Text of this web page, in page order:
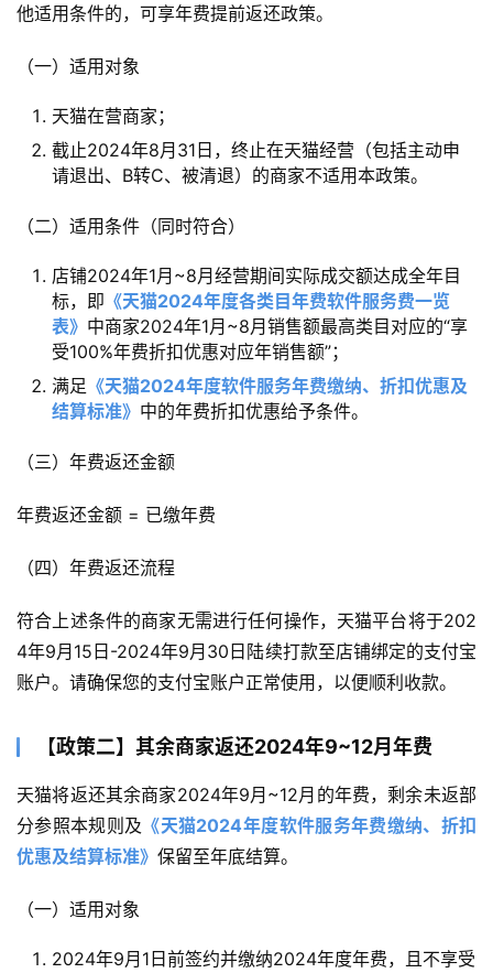
他适用条件的，可享年费提前返还政策。
（一）适用对象
天猫在营商家；
截止2024年8月31日，终止在天猫经营（包括主动申
请退出、B转C、被清退）的商家不适用本政策。
（二）适用条件（同时符合）
店铺2024年1月~8月经营期间实际成交额达成全年目
标，即 《天猫2024年度各类目年费软件服务费一览
表》 中商家2024年1月~8月销售额最高类目对应的“享
受100%年费折扣优惠对应年销售额”；
满足 《天猫2024年度软件服务年费缴纳、折扣优惠及
结算标准》 中的年费折扣优惠给予条件。
（三）年费返还金额
年费返还金额 = 已缴年费
（四）年费返还流程
符合上述条件的商家无需进行任何操作，天猫平台将于202
4年9月15日-2024年9月30日陆续打款至店铺绑定的支付宝
账户。请确保您的支付宝账户正常使用，以便顺利收款。
【政策二】其余商家返还2024年9~12月年费
天猫将返还其余商家2024年9月~12月的年费，剩余未返部
分参照本规则及 《天猫2024年度软件服务年费缴纳、折扣
优惠及结算标准》 保留至年底结算。
（一）适用对象
2024年9月1日前签约并缴纳2024年度年费，且不享受